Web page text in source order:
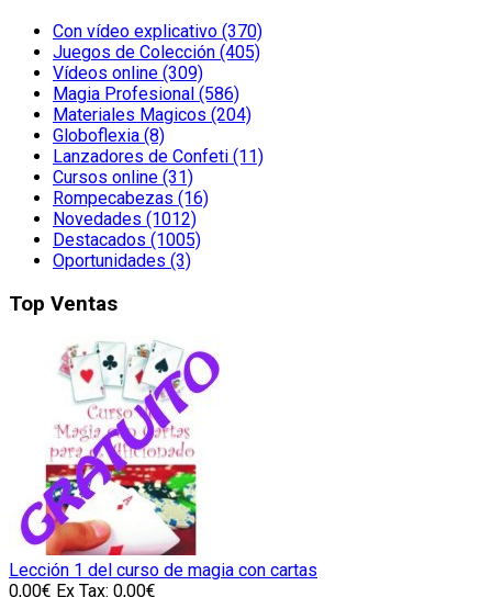
Con vídeo explicativo (370)
Juegos de Colección (405)
Vídeos online (309)
Magia Profesional (586)
Materiales Magicos (204)
Globoflexia (8)
Lanzadores de Confeti (11)
Cursos online (31)
Rompecabezas (16)
Novedades (1012)
Destacados (1005)
Oportunidades (3)
Top Ventas
Lección 1 del curso de magia con cartas
0,00€ Ex Tax: 0,00€